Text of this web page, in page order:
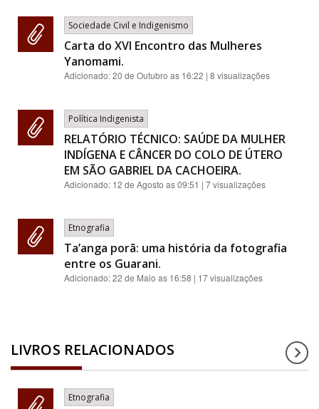
Sociedade Civil e Indigenismo
Carta do XVI Encontro das Mulheres
Yanomami.
Adicionado:20 de Outubro as 16:22 | 8 visualizações
Política Indigenista
RELATÓRIO TÉCNICO: SAÚDE DA MULHER
INDÍGENA E CÂNCER DO COLO DE ÚTERO
EM SÃO GABRIEL DA CACHOEIRA.
Adicionado: 12 de Agosto as 09:51 | 7 visualizações
Etnografia
Ta’anga porã: uma história da fotografia
entre os Guarani.
Adicionado:22 de Maio as 16:58 | 17 visualizações
LIVROS RELACIONADOS
Etnografia